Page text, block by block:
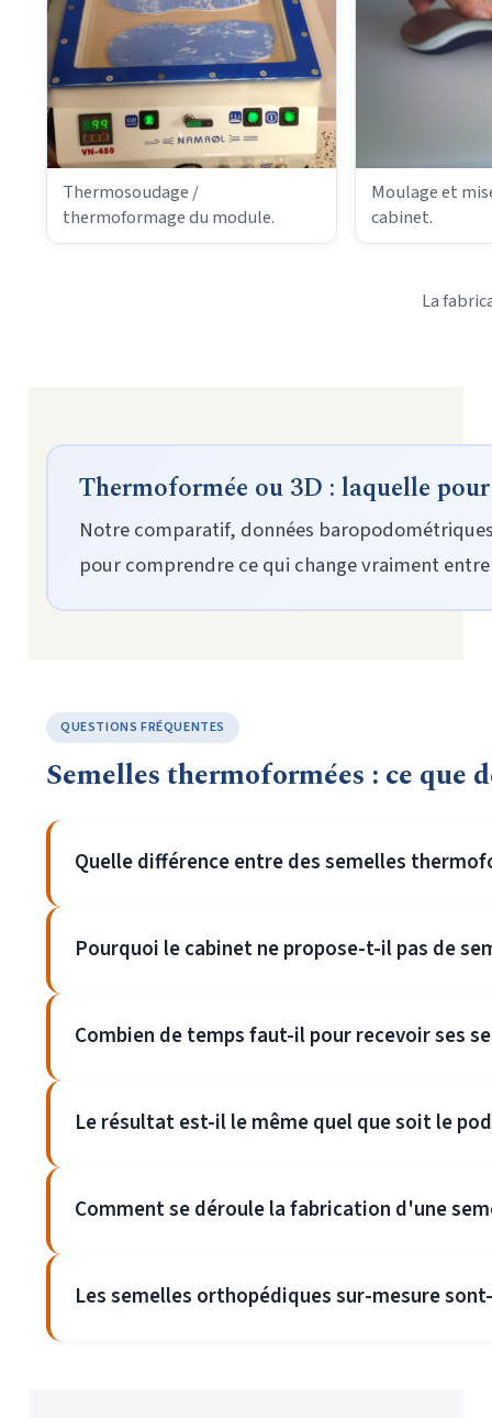
Thermosoudage /
thermoformage du module.
Moulage et
cabinet.
La
Thermoformée ou 3D : laquelle
Notre comparatif, données
pour comprendre ce qui change vraiment
QUESTIONS FRÉQUENTES
Semelles thermoformées : ce que
Quelle différence entre des semelles
Pourquoi le cabinet ne propose-t-il pas de
Combien de temps faut-il pour recevoir ses
Le résultat est-il le même quel que soit le
Comment se déroule la fabrication d'une
Les semelles orthopédiques sur-mesure